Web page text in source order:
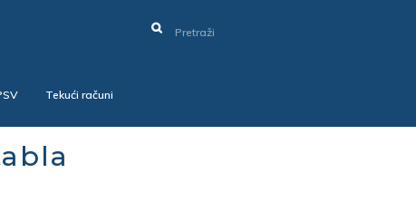
Tekući računi